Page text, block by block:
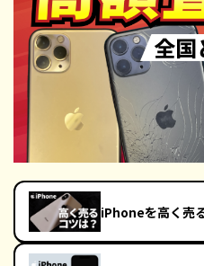
iPhoneを高く売